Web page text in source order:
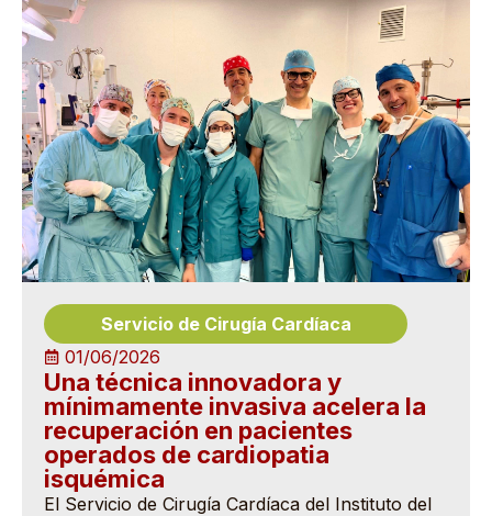
Servicio de Cirugía Cardíaca
01/06/2026
Una técnica innovadora y
mínimamente invasiva acelera la
recuperación en pacientes
operados de cardiopatia
isquémica
El Servicio de Cirugía Cardíaca del Instituto del